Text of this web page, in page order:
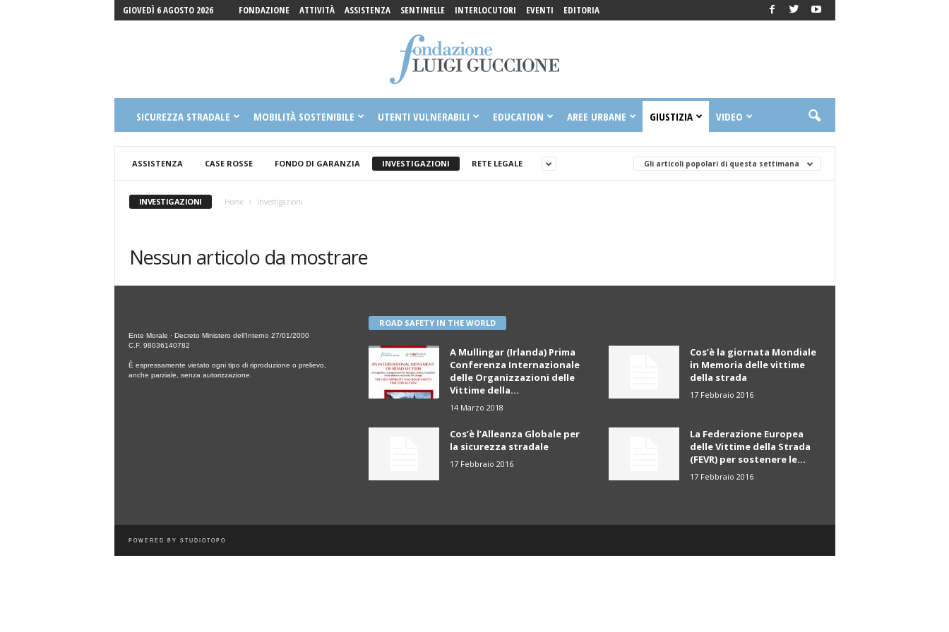
GIOVEDÌ 6 AGOSTO 2026 FONDAZIONE ATTIVITÀ ASSISTENZA SENTINELLE INTERLOCUTORI EVENTI EDITORIA
Guccione
Onlus
SICUREZZA STRADALE MOBILITÀ SOSTENIBILE UTENTI VULNERABILI EDUCATION AREE URBANE GIUSTIZIA VIDEO
ASSISTENZA CASE ROSSE FONDO DI GARANZIA INVESTIGAZIONI RETE LEGALE Gli articoli popolari di questa settimana
INVESTIGAZIONI Home Investigazioni
Nessun articolo da mostrare
Ente Morale · Decreto Ministero dell’Interno 27/01/2000
C.F. 98036140782
È espressamente vietato ogni tipo di riproduzione o prelievo,
anche parziale, senza autorizzazione.
ROAD SAFETY IN THE WORLD
A Mullingar (Irlanda) Prima
Conferenza Internazionale
delle Organizzazioni delle
Vittime della...
14 Marzo 2018
Cos’è la giornata Mondiale
in Memoria delle vittime
della strada
17 Febbraio 2016
Cos’è l’Alleanza Globale per
la sicurezza stradale
17 Febbraio 2016
La Federazione Europea
delle Vittime della Strada
(FEVR) per sostenere le...
17 Febbraio 2016
POWERED BY STUDIOTOPO